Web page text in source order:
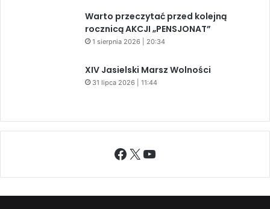
Warto przeczytać przed kolejną
rocznicą AKCJI „PENSJONAT”
1 sierpnia 2026 | 20:34
XIV Jasielski Marsz Wolności
31 lipca 2026 | 11:44
Facebook
X YouTube